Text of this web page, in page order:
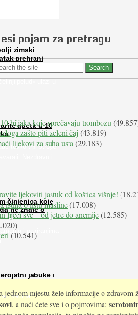
zimski
prehrani
pitate što nabaviti
apetit u 10
teško trpi stroge
Nezdravu i
činjenica koje
ne znate o
i pakiranjima
...
jabuke i
većina
pojam za pretragu
biljaka koje sprečavaju trombozu
zašto piti zeleni čaj (43.819)
lijekovi za suha usta (29.183)
ljekoviti jastuk od koštica višnje!
istina o listu masline(17.008)
liječi sve – od jetre do anemije(12.585)
(10.541)
mjestu žele informacije o
, a naći ćete sve i o pojmovima: